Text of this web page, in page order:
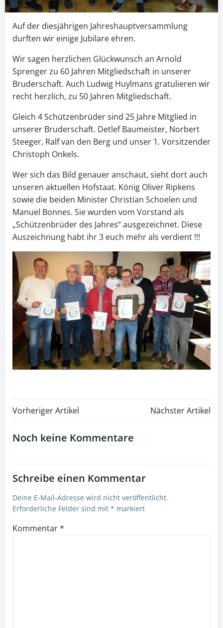
Auf der diesjährigen Jahreshauptversammlung
durften wir einige Jubilare ehren.
Wir sagen herzlichen Glückwunsch an Arnold
Sprenger zu 60 Jahren Mitgliedschaft in unserer
Bruderschaft. Auch Ludwig Huylmans gratulieren wir
recht herzlich, zu 50 Jahren Mitgliedschaft.
Gleich 4 Schützenbrüder sind 25 Jahre Mitglied in
unserer Bruderschaft. Detlef Baumeister, Norbert
Steeger, Ralf van den Berg und unser 1. Vorsitzender
Christoph Onkels.
Wer sich das Bild genauer anschaut, sieht dort auch
unseren aktuellen Hofstaat. König Oliver Ripkens
sowie die beiden Minister Christian Schoelen und
Manuel Bonnes. Sie wurden vom Vorstand als
„Schützenbrüder des Jahres“ ausgezeichnet. Diese
Auszeichnung habt ihr 3 euch mehr als verdient !!!
Post
navigation
Vorheriger Artikel
Post
navigation
Nächster Artikel
Noch keine Kommentare
Schreibe einen Kommentar
Deine E-Mail-Adresse wird nicht veröffentlicht.
Erforderliche Felder sind mit * markiert
Kommentar*